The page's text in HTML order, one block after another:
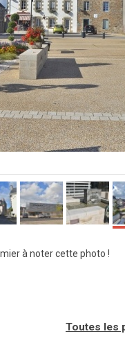
à noter cette photo !
Toutes les